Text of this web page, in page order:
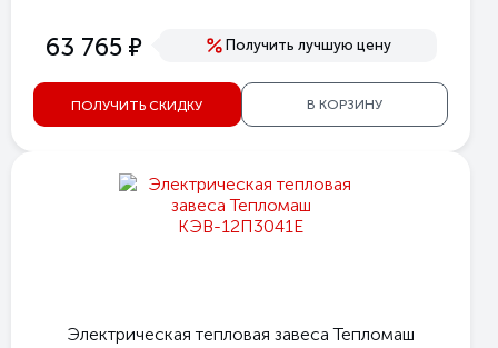
63 765 е Получить лучшую цену
ПОЛУЧИТЬ СКИДКУ В КОРЗИНУ
Электрическая тепловая завеса Тепломаш